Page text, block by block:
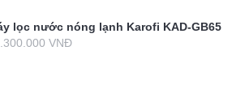
lọc nước nóng lạnh Karofi KAD-GB65
VNĐ